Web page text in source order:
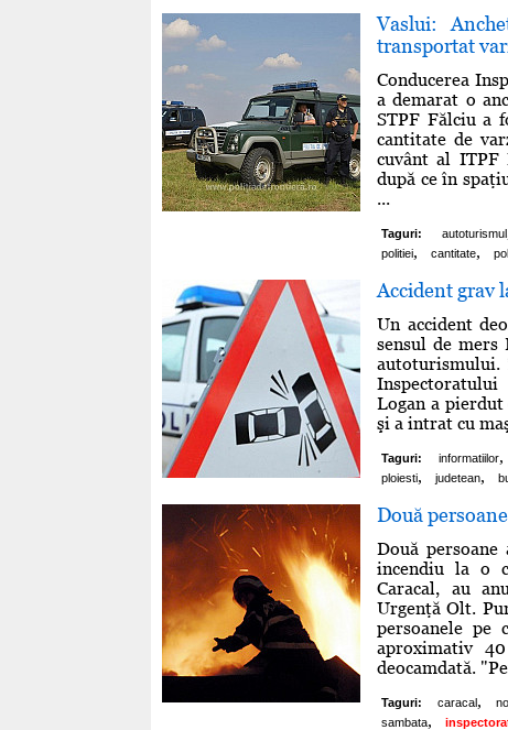
Vaslui:
transportat
Conducerea
a demarat o
STPF Fălciu a
cantitate de
cuvânt al ITPF
după ce în
...
Taguri: autoturismul
politiei, cantitate,
Accident grav
Un accident
sensul de
Logan a
şi a intrat cu
Taguri: informatiilor,
ploiesti, judetean,
Două
Două
incendiu la o
Caracal, au
Urgenţă Olt.
persoanele pe
aproximativ
deocamdată.
Taguri: caracal,
sambata,